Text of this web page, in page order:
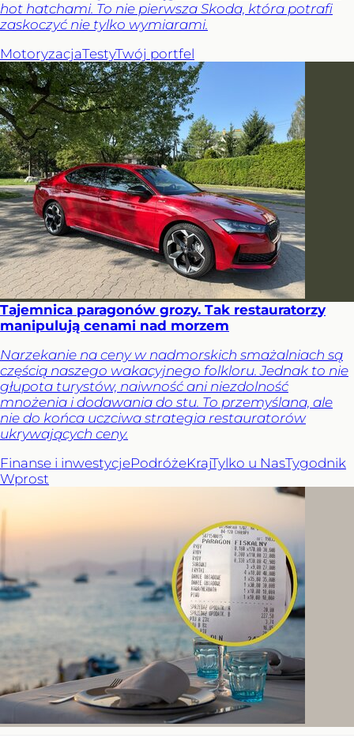
hot hatchami. To nie pierwsza Skoda, która potrafi
zaskoczyć nie tylko wymiarami.
MotoryzacjaTestyTwój portfel
Tajemnica paragonów grozy. Tak restauratorzy
manipulują cenami nad morzem
Narzekanie na ceny w nadmorskich smażalniach są
częścią naszego wakacyjnego folkloru. Jednak to nie
głupota turystów, naiwność ani niezdolność
mnożenia i dodawania do stu. To przemyślana, ale
nie do końca uczciwa strategia restauratorów
ukrywających ceny.
Finanse i inwestycjePodróżeKrajTylko u NasTygodnik
Wprost